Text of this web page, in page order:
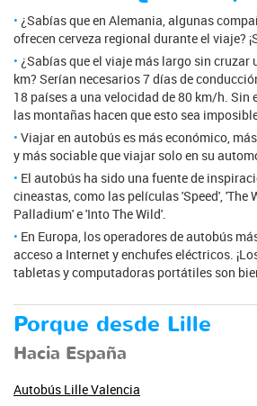
¿Sabías que en Alemania, algunas
ofrecen cerveza regional durante el viaje?
¿Sabías que el viaje más largo sin cruzar
km? Serían necesarios 7 días de
18 países a una velocidad de 80 km/h. Sin
las montañas hacen que esto sea
Viajar en autobús es más económico,
y más sociable que viajar solo en su
El autobús ha sido una fuente de
cineastas, como las películas 'Speed', 'The
Palladium' e 'Into The Wild'.
En Europa, los operadores de autobús
acceso a Internet y enchufes eléctricos.
tabletas y computadoras portátiles son
Porque desde Lille
Hacia España
Autobús Lille Valencia